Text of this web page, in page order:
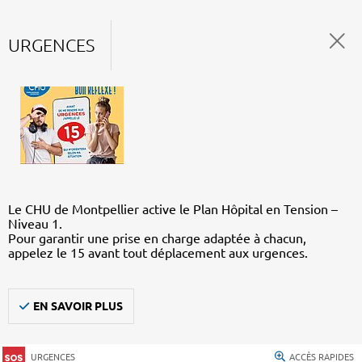
URGENCES
Le CHU de Montpellier active le Plan Hôpital en Tension –
Niveau 1.
Pour garantir une prise en charge adaptée à chacun,
appelez le 15 avant tout déplacement aux urgences.
EN SAVOIR PLUS
URGENCES ACCÈS RAPIDES